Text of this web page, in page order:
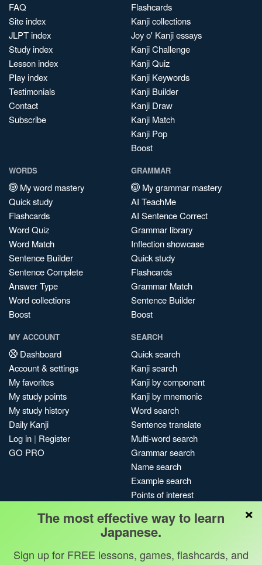
FAQ
Site index
JLPT index
Study index
Lesson index
Play index
Testimonials
Contact
Subscribe
Flashcards
Kanji collections
Joy o' Kanji essays
Kanji Challenge
Kanji Quiz
Kanji Keywords
Kanji Builder
Kanji Draw
Kanji Match
Kanji Pop
Boost
WORDS
My word mastery
Quick study
Flashcards
Word Quiz
Word Match
Sentence Builder
Sentence Complete
Answer Type
Word collections
Boost
GRAMMAR
My grammar mastery
AI TeachMe
AI Sentence Correct
Grammar library
Inflection showcase
Quick study
Flashcards
Grammar Match
Sentence Builder
Boost
MY ACCOUNT
Dashboard
Account & settings
My favorites
My study points
My study history
Daily Kanji
Log in | Register
GO PRO
SEARCH
Quick search
Kanji search
Kanji by component
Kanji by mnemonic
Word search
Sentence translate
Multi-word search
Grammar search
Name search
Example search
Points of interest
My search history
Search index
Blog
×
The most effective way to learn
Japanese.
Sign up for FREE lessons, games, flashcards, and